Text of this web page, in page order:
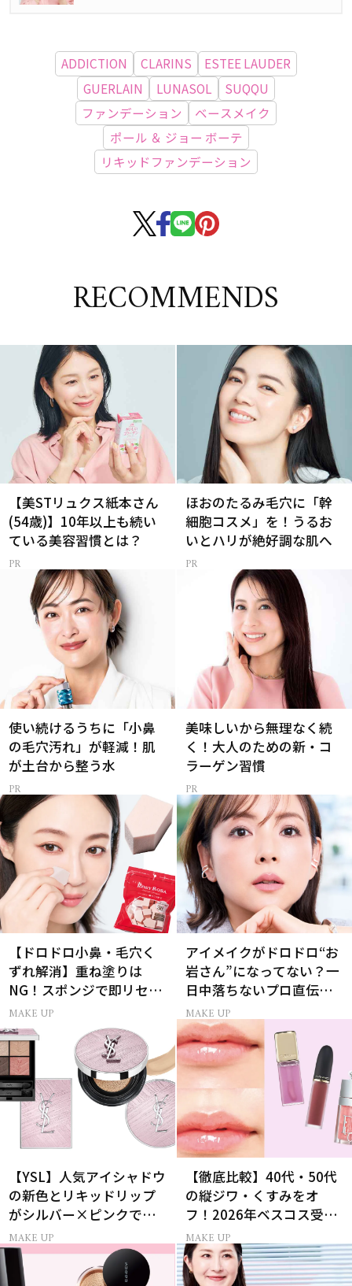
ADDICTION CLARINS
ESTEE LAUDER
GUERLAIN
LUNASOL
SUQQU
ファンデーション
ベースメイク
ポール ＆ ジョー ボーテ
リキッドファンデーション
RECOMMENDS
【美STリュクス紙本さん
(54歳)】10年以上も続い
ている美容習慣とは？
ほおのたるみ毛穴に「幹
細胞コスメ」を！うるお
いとハリが絶好調な肌へ
使い続けるうちに「小鼻
の毛穴汚れ」が軽減！肌
が土台から整う水
美味しいから無理なく続
く！大人のための新・コ
ラーゲン習慣
【ドロドロ小鼻・毛穴く
ずれ解消】重ね塗りは
NG！スポンジで即リセッ
トするプロ技
MAKE UP
アイメイクがドロドロ“お
岩さん”になってない？一
日中落ちないプロ直伝
「仕込みパウダー」
MAKE UP
【YSL】人気アイシャドウ
の新色とリキッドリップ
がシルバー×ピンクで輝
く限定パッケージで登
場！
MAKE UP
【徹底比較】40代・50代
の縦ジワ・くすみをオ
フ！2026年ベスコス受賞
リキッドルージュ3選
MAKE UP